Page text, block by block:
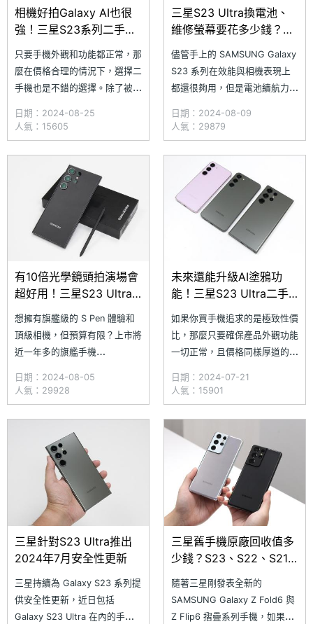
相機好拍Galaxy AI也很
強！三星S23系列二手平
只要手機外觀和功能都正常，那
麼在價格合理的情況下，選擇二
手機也是不錯的選擇。除了被譽
SAMSUNG Galaxy S23
Ultra，還有包括 Galaxy S23+
與 Galaxy S23 等，綜合表現也
是相當不錯。隨著 SAMSUNG
Galaxy S23 系列已在台灣
日期：2024-08-25
人氣：15605
三星S23 Ultra換電池、
維修螢幕要花多少錢？通
儘管手上的 SAMSUNG Galaxy
S23 系列在效能與相機表現上
都還很夠用，但是電池續航力似
的 Galaxy S25 系列發表又還有
好一段時間，不如趁現在趕緊給
自己的手機換顆新電池與螢幕
吧！究竟目前在 SOGI 合作維修
店家更換
日期：2024-08-09
人氣：29879
有10倍光學鏡頭拍演場會
超好用！三星S23 Ultra
通路最低價格一次看
(2024.8)
想擁有旗艦級的 S Pen 體驗和
頂級相機，但預算有限？上市將
近一年多的旗艦手機
絕對是值得考慮的選擇！不僅擁
有 2 億畫素主鏡頭和 10 倍光學
變焦，還能透過更新享受到最新
Galaxy S24 系列的 Galaxy AI
功能。究竟 SAMSUN
日期：2024-08-05
人氣：29928
未來還能升級AI塗鴉功
能！三星S23 Ultra二手
通路平均價格整理
(2024.7)
如果你買手機追求的是極致性價
比，那麼只要確保產品外觀功能
一切正常，且價格同樣厚道的前
擇，其中三星 Galaxy S23 系列
旗艦手機，不僅口碑與品質都很
不錯，隨著軟體開放更新後，現
在也能升級使用 Galaxy AI 應
用，以當下實惠的價格來說，整
體表現相當超值
日期：2024-07-21
人氣：15901
三星針對S23 Ultra推出
2024年7月安全性更新
三星持續為 Galaxy S23 系列提
供安全性更新，近日包括
Galaxy S23 Ultra 在內的手機
三星舊手機原廠回收值多
少錢？S23、S22、S21
隨著三星剛發表全新的
SAMSUNG Galaxy Z Fold6 與
Z Flip6 摺疊系列手機，如果你